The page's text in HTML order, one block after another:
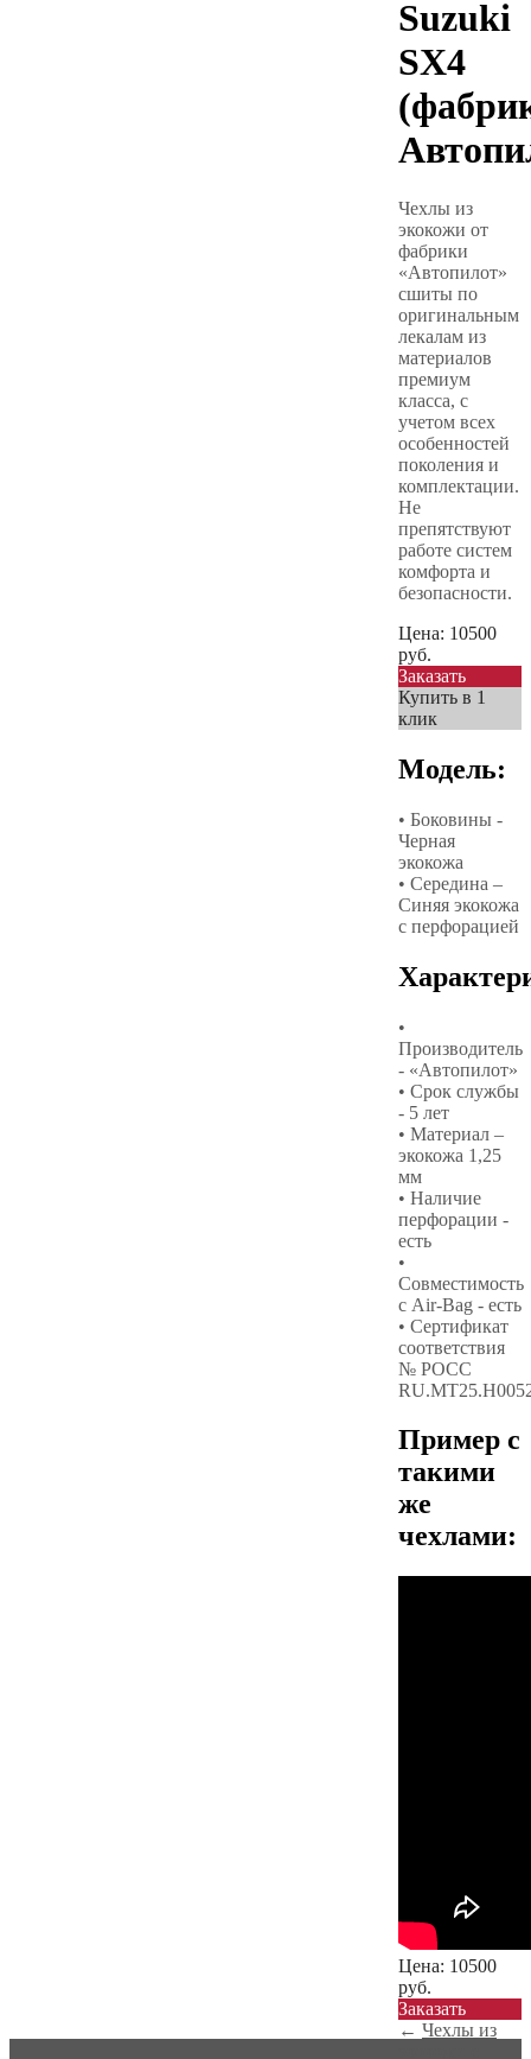
Suzuki
SX4
Чехлы из
экокожи от
фабрики
«Автопилот»
сшиты по
оригинальным
лекалам из
материалов
премиум
класса, с
учетом всех
особенностей
поколения и
комплектации.
Не
препятствуют
работе систем
комфорта и
безопасности.
Цена: 10500
руб.
Заказать
Купить в 1
клик
Модель:
• Боковины -
Черная
экокожа
• Середина –
Синяя экокожа
с перфорацией
•
Производитель
- «Автопилот»
• Срок службы
- 5 лет
• Материал –
экокожа 1,25
мм
• Наличие
перфорации -
есть
•
Совместимость
с Air-Bag - есть
• Сертификат
соответствия
№ РОСС
Пример с
такими
же
чехлами:
Цена: 10500
руб.
Заказать
← Чехлы из